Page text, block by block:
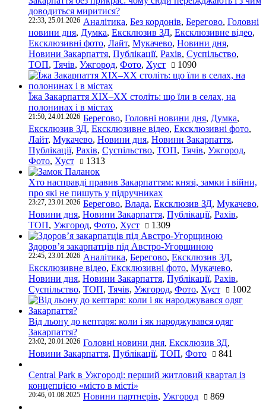
доводиться миритися?
22:33, 25.01.2026 Аналітика, Без кордонів, Берегово, Головні
новини дня, Думка, Ексклюзив ЗД, Ексклюзивне відео,
Ексклюзивні фото, Лайт, Мукачево, Новини дня,
Новини Закарпаття, Публікації, Рахів, Суспільство,
ТОП, Тячів, Ужгород, Фото, Хуст 1090
Їжа Закарпаття ХІХ–ХХ століть: що їли в селах, на
полонинах і в містах
21:50, 24.01.2026 Берегово, Головні новини дня, Думка,
Ексклюзив ЗД, Ексклюзивне відео, Ексклюзивні фото,
Лайт, Мукачево, Новини дня, Новини Закарпаття,
Публікації, Рахів, Суспільство, ТОП, Тячів, Ужгород,
Фото, Хуст 1313
Хто насправді правив Закарпаттям: князі, замки і війни,
про які не пишуть у підручниках
23:27, 23.01.2026 Берегово, Влада, Ексклюзив ЗД, Мукачево,
Новини дня, Новини Закарпаття, Публікації, Рахів,
ТОП, Ужгород, Фото, Хуст 1309
Здоров’я закарпатців під Австро-Угорщиною
22:45, 23.01.2026 Аналітика, Берегово, Ексклюзив ЗД,
Ексклюзивне відео, Ексклюзивні фото, Мукачево,
Новини дня, Новини Закарпаття, Публікації, Рахів,
Суспільство, ТОП, Тячів, Ужгород, Фото, Хуст 1002
Від льону до кептаря: коли і як народжувався одяг
Закарпаття?
23:02, 20.01.2026 Головні новини дня, Ексклюзив ЗД,
Новини Закарпаття, Публікації, ТОП, Фото 841
Central Park в Ужгороді: перший житловий квартал із
концепцією «місто в місті»
20:46, 01.08.2025 Новини партнерів, Ужгород 869